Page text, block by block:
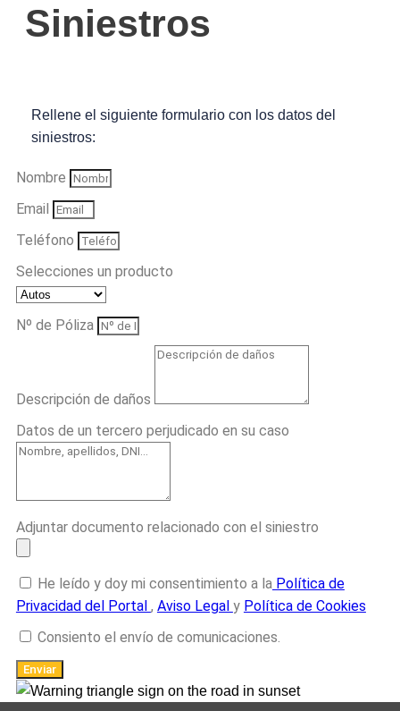
Siniestros
Rellene el siguiente formulario con los datos del
siniestros:
Nombre
Email
Teléfono
Selecciones un producto
Nº de Póliza
Descripción de daños
Datos de un tercero perjudicado en su caso
Adjuntar documento relacionado con el siniestro
He leído y doy mi consentimiento a la Política de
Privacidad del Portal , Aviso Legal y Política de Cookies
Consiento el envío de comunicaciones.
Enviar